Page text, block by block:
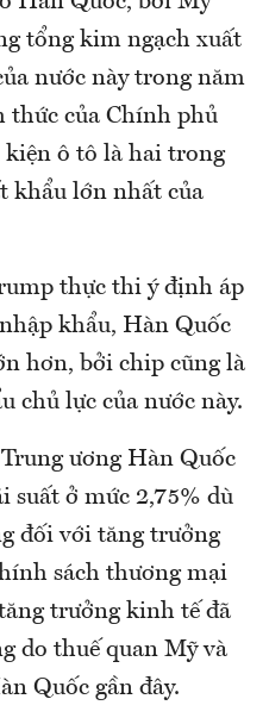
tổng kim ngạch xuất
nước này trong năm
thức của Chính phủ
ô tô là hai trong
khẩu lớn nhất của
thực thi ý định áp
khẩu, Hàn Quốc
hơn, bởi chip cũng là
chủ lực của nước này.
ương Hàn Quốc
suất ở mức 2,75% dù
đối với tăng trưởng
sách thương mại
trưởng kinh tế đã
do thuế quan Mỹ và
Quốc gần đây.